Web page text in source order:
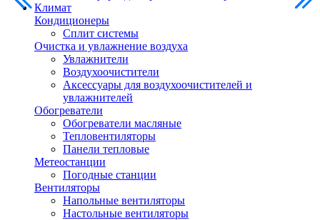
Климат
Кондиционеры
Сплит системы
Очистка и увлажнение воздуха
Увлажнители
Воздухоочистители
Аксессуары для воздухоочистителей и
увлажнителей
Обогреватели
Обогреватели масляные
Тепловентиляторы
Панели тепловые
Метеостанции
Погодные станции
Вентиляторы
Напольные вентиляторы
Настольные вентиляторы